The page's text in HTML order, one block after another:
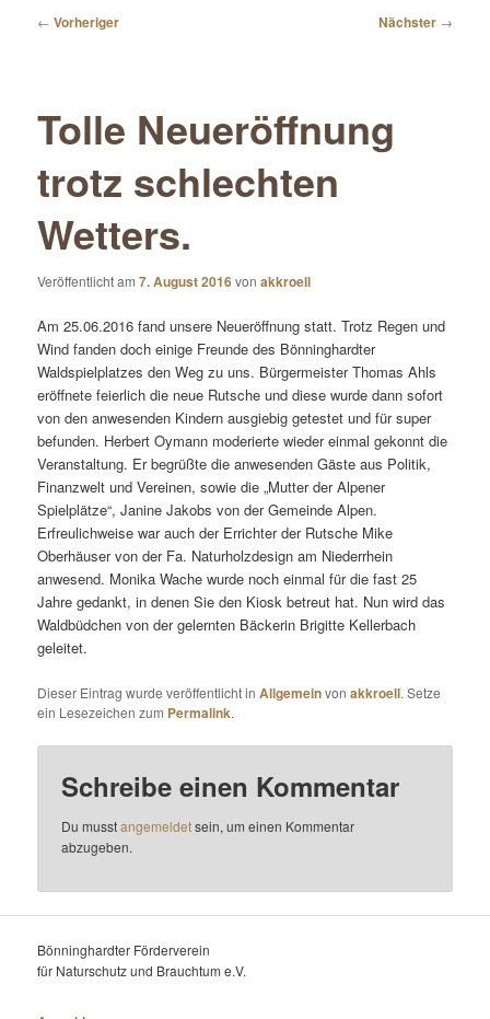
Beitragsnavigation
← Vorheriger Nächster →
Tolle Neueröffnung
trotz schlechten
Wetters.
Veröffentlicht am7. August 2016vonakkroell
Am 25.06.2016 fand unsere Neueröffnung statt. Trotz Regen und
Wind fanden doch einige Freunde des Bönninghardter
Waldspielplatzes den Weg zu uns. Bürgermeister Thomas Ahls
eröffnete feierlich die neue Rutsche und diese wurde dann sofort
von den anwesenden Kindern ausgiebig getestet und für super
befunden. Herbert Oymann moderierte wieder einmal gekonnt die
Veranstaltung. Er begrüßte die anwesenden Gäste aus Politik,
Finanzwelt und Vereinen, sowie die „Mutter der Alpener
Spielplätze“, Janine Jakobs von der Gemeinde Alpen.
Erfreulichweise war auch der Errichter der Rutsche Mike
Oberhäuser von der Fa. Naturholzdesign am Niederrhein
anwesend. Monika Wache wurde noch einmal für die fast 25
Jahre gedankt, in denen Sie den Kiosk betreut hat. Nun wird das
Waldbüdchen von der gelernten Bäckerin Brigitte Kellerbach
geleitet.
Dieser Eintrag wurde veröffentlicht inAllgemeinvonakkroell. Setze
ein Lesezeichen zum Permalink.
Schreibe einen Kommentar
Du musstangemeldetsein, um einen Kommentar
abzugeben.
Bönninghardter Förderverein
für Naturschutz und Brauchtum e.V.